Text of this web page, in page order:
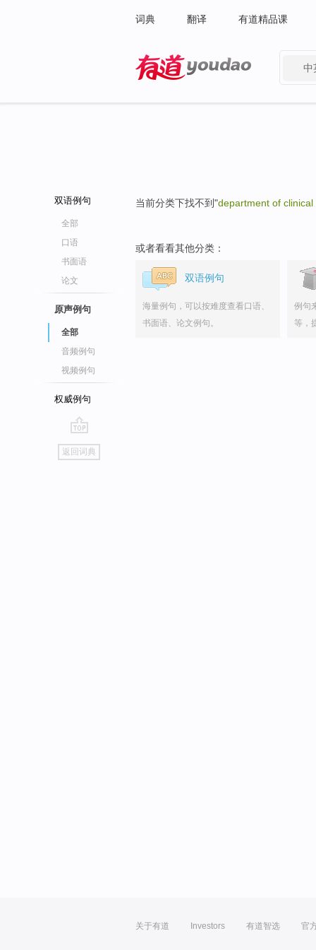
词典 翻译 有道精品课
中
双语例句
全部
口语
书面语
论文
原声例句
全部
音频例句
视频例句
权威例句
go
top
返回词典
当前分类下找不到"department of
或者看看其他分类：
双语例句
海量例句，可以按难度查看口语、
书面语、论文例句。
例句
等，
关于有道 Investors 有道智选 官